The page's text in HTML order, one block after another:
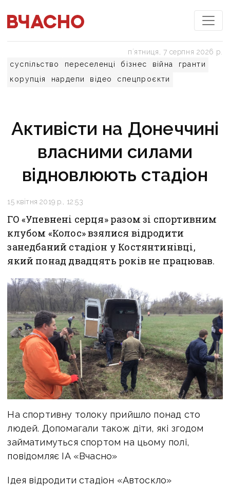
суспільство переселенці бізнес війна
гранти
корупція
нардепи відео спецпроєкти
пʼятниця, 7 серпня 2026 р.
Активісти на Донеччині
власними силами
відновлюють стадіон
15 квітня 2019 р., 12:53
ГО «Упевнені серця» разом зі спортивним
клубом «Колос» взялися відродити
занедбаний стадіон у Костянтинівці,
який понад двадцять років не працював.
На спортивну толоку прийшло понад сто
людей. Допомагали також діти, які згодом
займатимуться спортом на цьому полі,
повідомляє ІА «Вчасно»
Ідея відродити стадіон «Автоскло»